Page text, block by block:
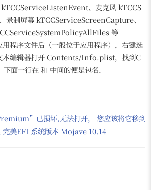
、麦克风 kTCCS
制屏幕 kTCCServiceScreenCapture、
等
程序文件后（一般位于应用程序），右键选
本编辑器打开 Contents/Info.plist，找到C
下面一行在和 中间的便是包名.
已损坏,无法打开， 您应该将它移到
完美EFI 系统版本 Mojave 10.14